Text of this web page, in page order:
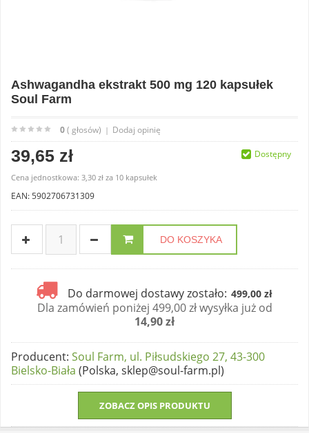
Ashwagandha ekstrakt 500 mg 120 kapsułek
Soul Farm
0( głosów) | Dodaj opinię
39,65 zł
Cena jednostkowa: 3,30 zł za 10 kapsułek
EAN: 5902706731309
DO KOSZYKA
Do darmowej dostawy zostało: 499,00 zł
Dla zamówień poniżej 499,00 zł wysyłka już od
14,90 zł
Dostępny
Producent: Soul Farm, ul. Piłsudskiego 27, 43-300
Bielsko-Biała (Polska, sklep@soul-farm.pl)
ZOBACZ OPIS PRODUKTU